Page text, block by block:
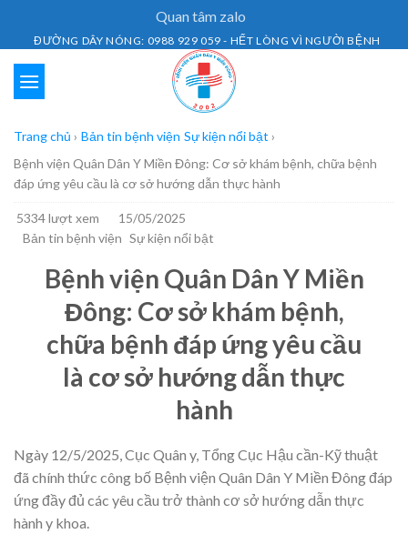
Quan tâm zalo
ĐƯỜNG DÂY NÓNG: 0988 929 059 - HẾT LÒNG VÌ NGƯỜI BỆNH
Trang chủ › Bản tin bệnh viện Sự kiện nổi bật ›
Bệnh viện Quân Dân Y Miền Đông: Cơ sở khám bệnh, chữa bệnh
đáp ứng yêu cầu là cơ sở hướng dẫn thực hành
5334 lượt xem
15/05/2025
Bản tin bệnh viện Sự kiện nổi bật
Bệnh viện Quân Dân Y Miền
Đông: Cơ sở khám bệnh,
chữa bệnh đáp ứng yêu cầu
là cơ sở hướng dẫn thực
hành
Ngày 12/5/2025, Cục Quân y, Tổng Cục Hậu cần-Kỹ thuật
đã chính thức công bố Bệnh viện Quân Dân Y Miền Đông đáp
ứng đầy đủ các yêu cầu trở thành cơ sở hướng dẫn thực
hành y khoa.